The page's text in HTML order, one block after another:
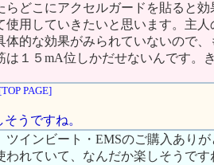
らどこにアクセルガードを貼ると
使用していきたいと思います。主
体的な効果がみられていないので
は１５mA位しかだせないんです。
[TOP PAGE]
うですね。
ツインビート・EMSのご購入あり
われていて、なんだか楽しそうで